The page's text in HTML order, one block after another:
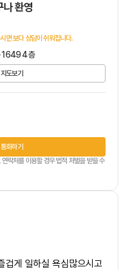
나 환영
면 보다 상담이 쉬워집니다.
1649 4층
지도보기
통화하기
락처를 이용할 경우 법적 처벌을 받을 수
겁게 일하실 욕심많으시고